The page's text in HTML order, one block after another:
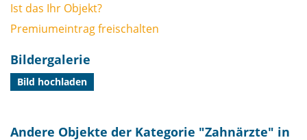
Ist das Ihr Objekt?
Premiumeintrag freischalten
Bildergalerie
Bild hochladen
Andere Objekte der Kategorie "Zahnärzte" in